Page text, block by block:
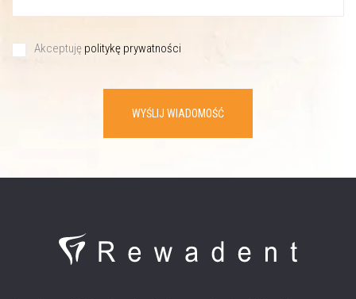
Akceptuję politykę prywatności
WYŚLIJ WIADOMOŚĆ